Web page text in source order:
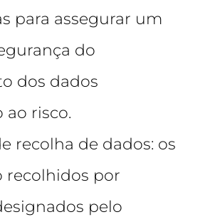
para assegurar um
do
dos dados
ao risco.
recolha de dados: os
recolhidos por
pelo